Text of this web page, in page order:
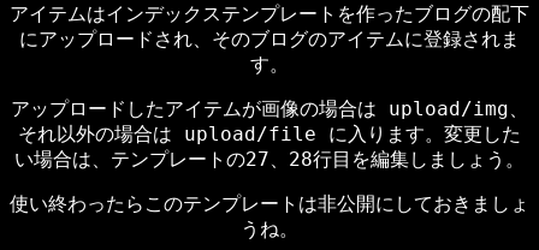
アイテムはインデックステンプレートを作ったブログの配下
にアップロードされ、そのブログのアイテムに登録されま
す。
アップロードしたアイテムが画像の場合は upload/img、
それ以外の場合は upload/file に入ります。変更した
い場合は、テンプレートの27、28行目を編集しましょう。
使い終わったらこのテンプレートは非公開にしておきましょ
うね。